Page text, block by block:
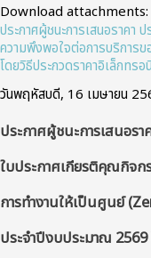
Download attachments:
ประกาศผู้ชนะการเสนอราคา
ความพึงพอใจต่อการบริการ
โดยวิธีประกวดราคาอิเล็กทร
วันพฤหัสบดี, 16 เมษายน
ประกาศผู้ชนะการเสนอรา
ใบประกาศเกียรติคุณกิจ
การทำงานให้เป็นศูนย์
ประจำปีงบประมาณ 2569